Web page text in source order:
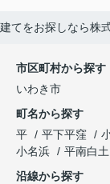
てをお探しなら株
市区町村から探す
いわき市
町名から探す
平
平下平窪
小名浜
平南白土
沿線から探す